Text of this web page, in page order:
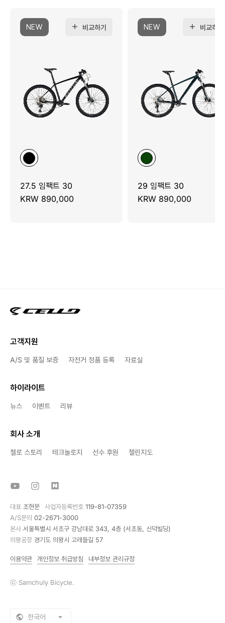
NEW 비교하기
27.5 임팩트 30
KRW 890,000
NEW 비교하기
29 임팩트 30
KRW 890,000
고객지원
A/S 및 품질 보증 자전거 정품 등록 자료실
하이라이트
뉴스 이벤트 리뷰
회사 소개
첼로 스토리 테크놀로지 선수 후원 첼린지도
대표 조현문 사업자등록번호 119-81-07359
A/S문의 02-2671-3000
본사 서울특별시 서초구 강남대로 343, 4층 (서초동, 신덕빌딩)
의왕공장 경기도 의왕시 고래들길 57
이용약관 개인정보 취급방침 내부정보 관리규정
ⓒ Samchuly Bicycle.